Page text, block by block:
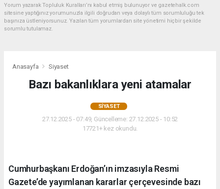
Yorum yazarak Topluluk Kuralları’nı kabul etmiş bulunuyor ve gazetehalk.com
sitesine yaptığınız yorumunuzla ilgili doğrudan veya dolaylı tüm sorumluluğu tek
başınıza üstleniyorsunuz. Yazılan tüm yorumlardan site yönetimi hiçbir şekilde
sorumlu tutulamaz.
Anasayfa Siyaset
Bazı bakanlıklara yeni atamalar
SIYASET
27.12.2025 - 07:49, Güncelleme: 27.12.2025 - 10:52
17721+ kez okundu.
Cumhurbaşkanı Erdoğan’ın imzasıyla Resmi
Gazete’de yayımlanan kararlar çerçevesinde bazı